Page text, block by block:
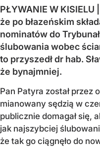
PŁYWANIE W KISIELU
że po błazeńskim
nominatów do
ślubowania wobec
to przyszedł dr hab.
że bynajmniej.
Pan Patyra został przez
mianowany sędzią w
publicznie domagał się,
jak najszybciej
że tak go ciągnęło do